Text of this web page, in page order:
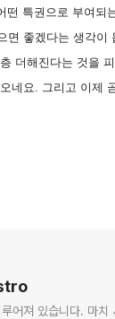
떤 특권으로 부여되
면 좋겠다는 생각이
더해진다는 것을
네요. 그리고 이제
어져 있습니다. 마치